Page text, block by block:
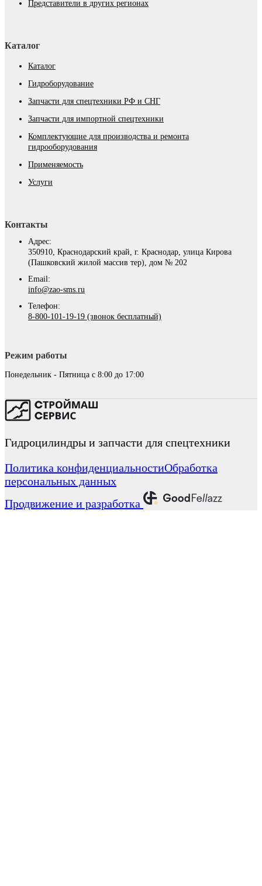
Представители в других регионах
Каталог
Каталог
Гидроборудование
Запчасти для спецтехники РФ и СНГ
Запчасти для импортной спецтехники
Комплектующие для производства и ремонта
гидрооборудования
Применяемость
Услуги
Контакты
Адрес:
350910, Краснодарский край, г. Краснодар, улица Кирова
(Пашковский жилой массив тер), дом № 202
Email:
info@zao-sms.ru
Телефон:
8-800-101-19-19 (звонок бесплатный)
Режим работы
Понедельник - Пятница с 8:00 до 17:00
Гидроцилиндры и запчасти для спецтехники
Политика конфиденциальностиОбработка
персональных данных
Продвижение и разработка